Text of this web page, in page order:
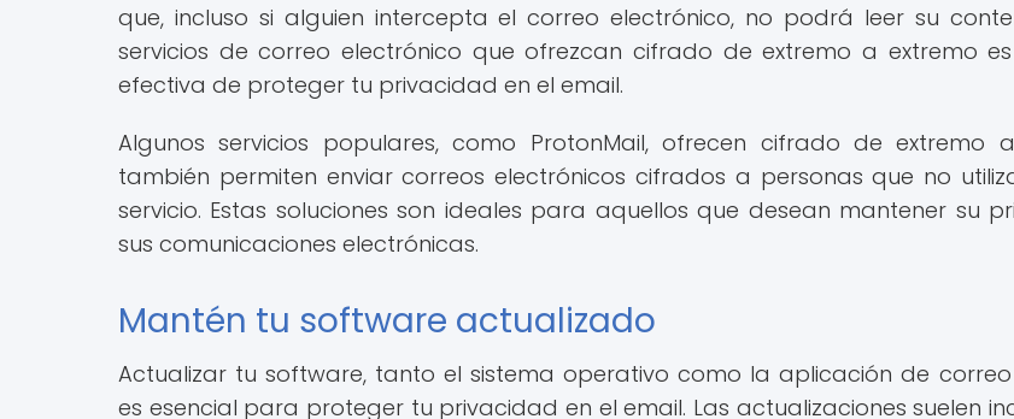
que, incluso si alguien intercepta el correo electrónico, no podrá leer su
servicios de correo electrónico que ofrezcan cifrado de extremo a extremo
efectiva de proteger tu privacidad en el email.
Algunos servicios populares, como ProtonMail, ofrecen cifrado de extremo
también permiten enviar correos electrónicos cifrados a personas que no
servicio. Estas soluciones son ideales para aquellos que desean mantener su
sus comunicaciones electrónicas.
Mantén tu software actualizado
Actualizar tu software, tanto el sistema operativo como la aplicación de correo
es esencial para proteger tu privacidad en el email. Las actualizaciones suelen